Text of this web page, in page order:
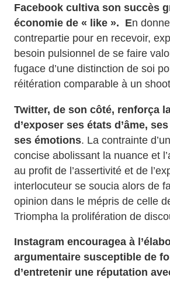
Facebook cultiva son succès
économie de « like ». En
contrepartie pour en recevoir,
besoin pulsionnel de se faire
fugace d’une distinction de soi
réitération comparable à un
Twitter, de son côté, renforça
d’exposer ses états d’âme,
ses émotions. La contrainte
concise abolissant la nuance et
au profit de l’assertivité et de
interlocuteur se soucia alors de
opinion dans le mépris de celle
Triompha la prolifération de
Instagram encouragea à
argumentaire susceptible de
d’entretenir une réputation